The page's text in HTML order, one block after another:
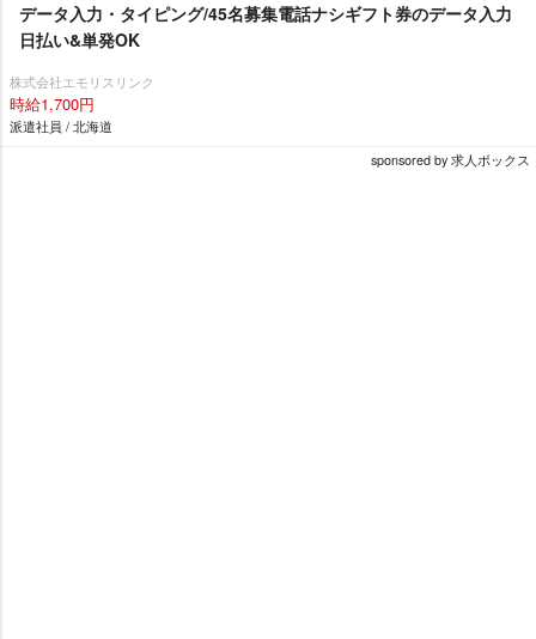
データ入力・タイピング/45名募集電話ナシギフト券のデータ入力
日払い&単発OK
株式会社エモリスリンク
時給1,700円
派遣社員 / 北海道
sponsored by 求人ボックス